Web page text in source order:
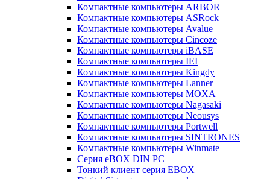
Компактные компьютеры ARBOR
Компактные компьютеры ASRock
Компактные компьютеры Avalue
Компактные компьютеры Cincoze
Компактные компьютеры iBASE
Компактные компьютеры IEI
Компактные компьютеры Kingdy
Компактные компьютеры Lanner
Компактные компьютеры MOXA
Компактные компьютеры Nagasaki
Компактные компьютеры Neousys
Компактные компьютеры Portwell
Компактные компьютеры SINTRONES
Компактные компьютеры Winmate
Серия eBOX DIN PC
Тонкий клиент серия EBOX